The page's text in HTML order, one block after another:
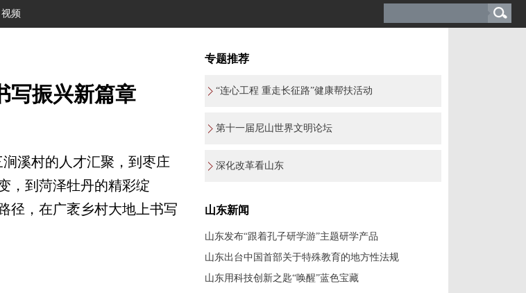
视频
写振兴新篇章
溪村的人才汇聚，到枣庄
，到菏泽牡丹的精彩绽
径，在广袤乡村大地上书写
专题推荐
“连心工程 重走长征路”健康帮扶活动
第十一届尼山世界文明论坛
深化改革看山东
山东新闻
山东发布“跟着孔子研学游”主题研学产品
山东出台中国首部关于特殊教育的地方性法规
山东用科技创新之匙“唤醒”蓝色宝藏